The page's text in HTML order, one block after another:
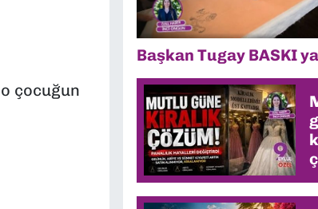
çocuğun
Başkan Tugay BASKI